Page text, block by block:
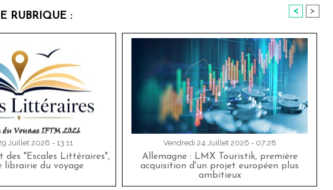
RUBRIQUE : < >
Juillet 2026 - 13:11
des "Escales Littéraires",
librairie du voyage
Vendredi 24 Juillet 2026 - 07:28
Allemagne : LMX Touristik, première
acquisition d'un projet européen plus
ambitieux